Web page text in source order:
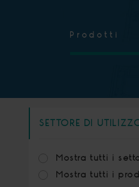
Prodotti
SETTORE DI
Mostra tutti i
Mostra tutti i